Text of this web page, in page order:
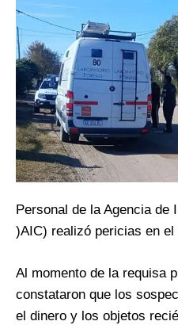
Personal de la Agencia
)AIC) realizó pericias en el
Al momento de la requisa
constataron que los
el dinero y los objetos